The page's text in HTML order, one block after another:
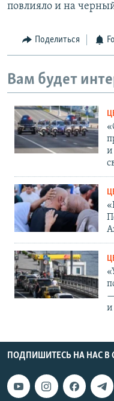
повлияло и на
Поделиться
Вам будет
и
—
и
ПОДПИШИТЕСЬ НА НАС В